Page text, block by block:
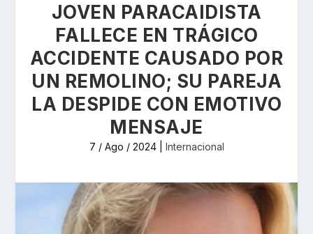
JOVEN PARACAIDISTA
FALLECE EN TRÁGICO
ACCIDENTE CAUSADO POR
UN REMOLINO; SU PAREJA
LA DESPIDE CON EMOTIVO
MENSAJE
7 / Ago / 2024| Internacional